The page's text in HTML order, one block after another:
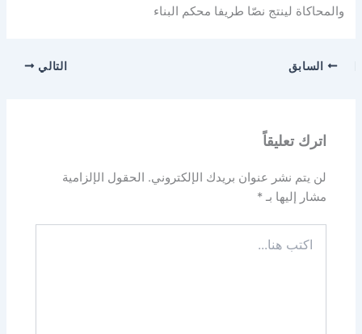
والمحاكاة لينتج نصّا طريفا محكم البناء
السابق التالي
اترك تعليقاً
لن يتم نشر عنوان بريدك الإلكتروني. الحقول الإلزامية
مشار إليها بـ*
هنا...